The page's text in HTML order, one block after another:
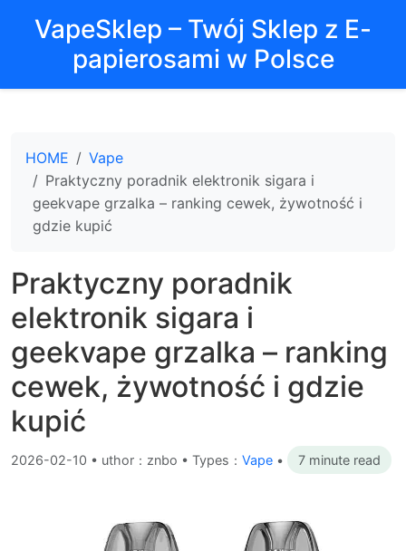
VapeSklep – Twój Sklep z E-
papierosami w Polsce
HOME
Vape
Praktyczny poradnik elektronik sigara i
geekvape grzalka – ranking cewek, żywotność i
gdzie kupić
Praktyczny poradnik
elektronik sigara i
geekvape grzalka – ranking
cewek, żywotność i gdzie
kupić
2026-02-10 • uthor：znbo • Types： Vape • 7 minute read